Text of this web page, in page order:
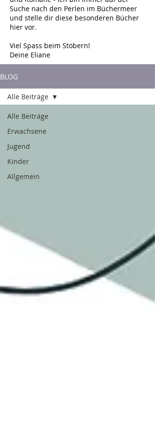
Suche nach den Perlen im Büchermeer
und stelle dir diese besonderen Bücher
hier vor.
Viel Spass beim Stöbern!
Deine Eliane
BLOG
Alle Beiträge
Erwachsene
Jugend
Kinder
Allgemein
Alle Beiträge